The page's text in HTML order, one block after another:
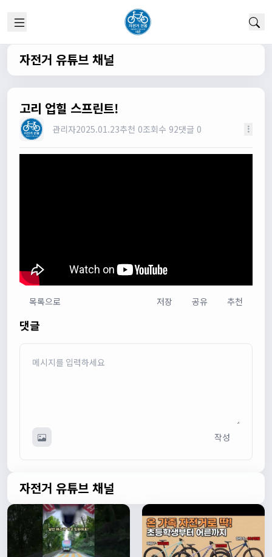
1/22/2025
원행13:19:45
원행13:19:59
새로운 자전거 커뮤니티가 되겠네요
관리자
모두들 환영합니다 :)
타데이포가차13:29:16
다다우운
관리자13:50:05
이름/휴대폰 번호는 이벤트에 활용될수 있다는 항목을 추가
쏭박 17:23:31
실시간 채팅 테스트
17:23:34
1
17:23:35
자전거 유튜브 채널
고리 업힐 스프린트!
관리자2025.01.23추천 0조회수 92댓글 0
목록으로 저장 공유 추천
댓글
작성
자전거 유튜브 채널